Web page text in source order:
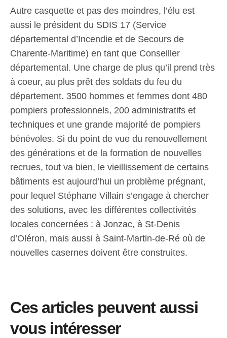
Autre casquette et pas des moindres, l’élu est
aussi le président du SDIS 17 (Service
départemental d’Incendie et de Secours de
Charente-Maritime) en tant que Conseiller
départemental. Une charge de plus qu’il prend très
à coeur, au plus prêt des soldats du feu du
département. 3500 hommes et femmes dont 480
pompiers professionnels, 200 administratifs et
techniques et une grande majorité de pompiers
bénévoles. Si du point de vue du renouvellement
des générations et de la formation de nouvelles
recrues, tout va bien, le vieillissement de certains
bâtiments est aujourd’hui un problème prégnant,
pour lequel Stéphane Villain s’engage à chercher
des solutions, avec les différentes collectivités
locales concernées : à Jonzac, à St-Denis
d’Oléron, mais aussi à Saint-Martin-de-Ré où de
nouvelles casernes doivent être construites.
Ces articles peuvent aussi
vous intéresser